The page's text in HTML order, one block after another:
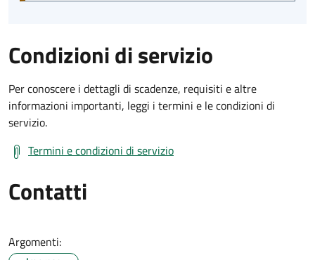
Condizioni di servizio
Per conoscere i dettagli di scadenze, requisiti e altre
informazioni importanti, leggi i termini e le condizioni di
servizio.
Termini e condizioni di servizio
Contatti
Argomenti: